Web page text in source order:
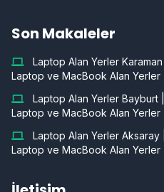
Son Makaleler
Laptop Alan Yerler
Laptop ve MacBook Alan Yerler
Laptop Alan Yerler Bayburt
Laptop ve MacBook Alan Yerler
Laptop Alan Yerler Aksaray
Laptop ve MacBook Alan Yerler